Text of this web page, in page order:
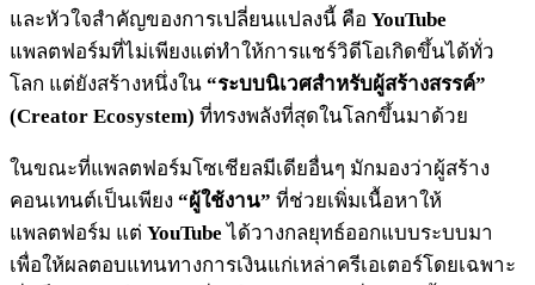
และหัวใจสำคัญของการเปลี่ยนแปลงนี้ คือ YouTube
แพลตฟอร์มที่ไม่เพียงแต่ทำให้การแชร์วิดีโอเกิดขึ้นได้ทั่ว
โลก แต่ยังสร้างหนึ่งใน “ระบบนิเวศสำหรับผู้สร้างสรรค์”
(Creator Ecosystem) ที่ทรงพลังที่สุดในโลกขึ้นมาด้วย
ในขณะที่แพลตฟอร์มโซเชียลมีเดียอื่นๆ มักมองว่าผู้สร้าง
คอนเทนต์เป็นเพียง “ผู้ใช้งาน” ที่ช่วยเพิ่มเนื้อหาให้
แพลตฟอร์ม แต่ YouTubeได้วางกลยุทธ์ออกแบบระบบมา
เพื่อให้ผลตอบแทนทางการเงินแก่เหล่าครีเอเตอร์โดยเฉพาะ